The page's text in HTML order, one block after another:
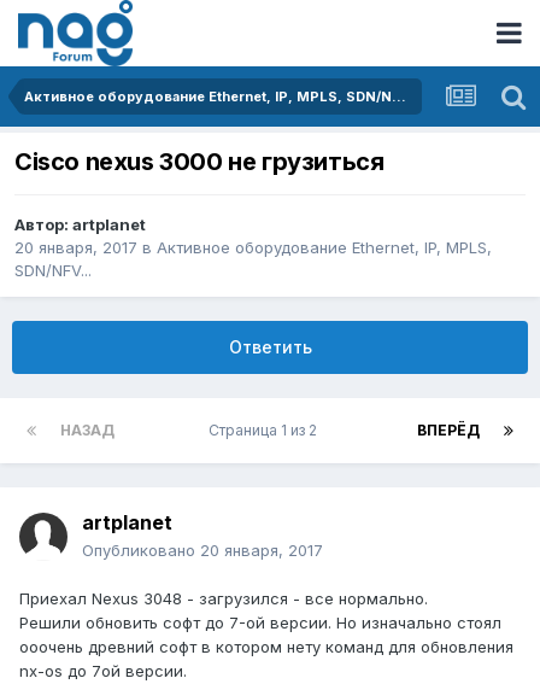
Активное оборудование Ethernet, IP, MPLS, SDN/NFV...
Cisco nexus 3000 не грузиться
Автор: artplanet
20 января, 2017 в Активное оборудование Ethernet, IP, MPLS,
SDN/NFV...
Ответить
НАЗАД ВПЕРЁД
Страница 1 из 2
artplanet
Опубликовано 20 января, 2017
Приехал Nexus 3048 - загрузился - все нормально.
Решили обновить софт до 7-ой версии. Но изначально стоял
ооочень древний софт в котором нету команд для обновления
nx-os до 7ой версии.